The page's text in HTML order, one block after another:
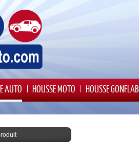
AUTO HOUSSE MOTO HOUSSE